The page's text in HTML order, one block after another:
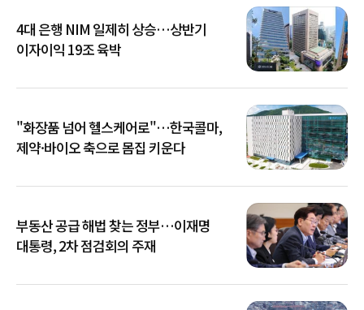
4대 은행 NIM 일제히 상승…상반기
이자이익 19조 육박
"화장품 넘어 헬스케어로"…한국콜마,
제약·바이오 축으로 몸집 키운다
부동산 공급 해법 찾는 정부…이재명
대통령, 2차 점검회의 주재